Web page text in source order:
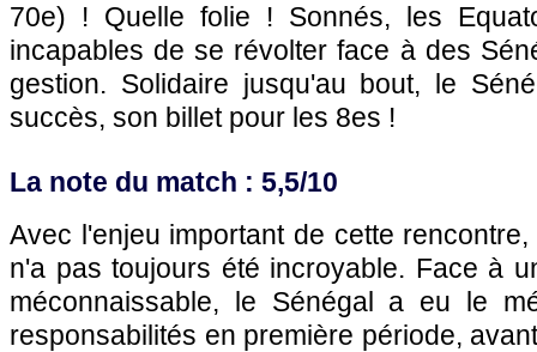
70e) ! Quelle folie ! Sonnés, les
incapables de se révolter face à des
gestion. Solidaire jusqu'au bout, le
succès, son billet pour les 8es !
La note du match : 5,5/10
Avec l'enjeu important de cette
n'a pas toujours été incroyable. Face à
méconnaissable, le Sénégal a eu le
responsabilités en première période,